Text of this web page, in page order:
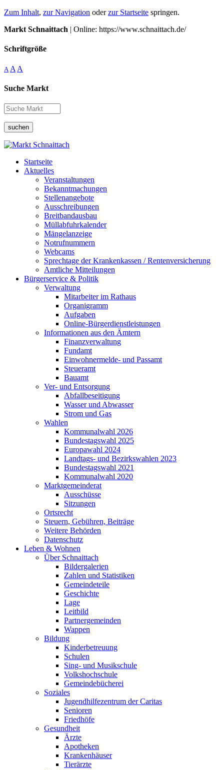
Zum Inhalt, zur Navigation oderzur Startseite springen.
Markt Schnaittach | Online: https://www.schnaittach.de/
Schriftgröße
A A A
Suche Markt
suchen
Startseite
Aktuelles
Veranstaltungen
Bekanntmachungen
Stellenangebote
Ausschreibungen
Breitbandausbau
Müllabfuhrkalender
Mängelanzeige
Notrufnummern
Webcams
Sprechtage der Krankenkassen / Rentenversicherung
Amtliche Mitteilungen
Bürgerservice & Politik
Verwaltung
Mitarbeiter im Rathaus
Organigramm
Aufgaben
Online-Bürgerdienstleistungen
Informationen aus den Ämtern
Finanzverwaltung
Fundamt
Einwohnermelde- und Passamt
Steueramt
Bauamt
Ver- und Entsorgung
Abfallbeseitigung
Wasser und Abwasser
Strom und Gas
Wahlen
Kommunalwahl 2026
Bundestagswahl 2025
Europawahl 2024
Landtags- und Bezirkswahlen 2023
Bundestagswahl 2021
Kommunalwahl 2020
Marktgemeinderat
Ausschüsse
Sitzungen
Ortsrecht
Steuern, Gebühren, Beiträge
Weitere Behörden
Datenschutz
Leben & Wohnen
Über Schnaittach
Bildergalerien
Zahlen und Statistiken
Gemeindeteile
Geschichte
Lage
Leitbild
Partnergemeinden
Wappen
Bildung
Kinderbetreuung
Schulen
Sing- und Musikschule
Volkshochschule
Gemeindebücherei
Soziales
Jugendhilfezentrum der Caritas
Senioren
Friedhöfe
Gesundheit
Ärzte
Apotheken
Krankenhäuser
Tierärzte